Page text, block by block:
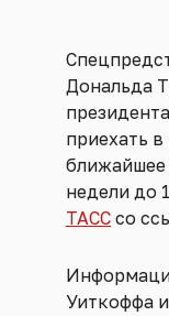
Дональда
приехать
ближайшее
недели до
ТАСС со
Уиткоффа